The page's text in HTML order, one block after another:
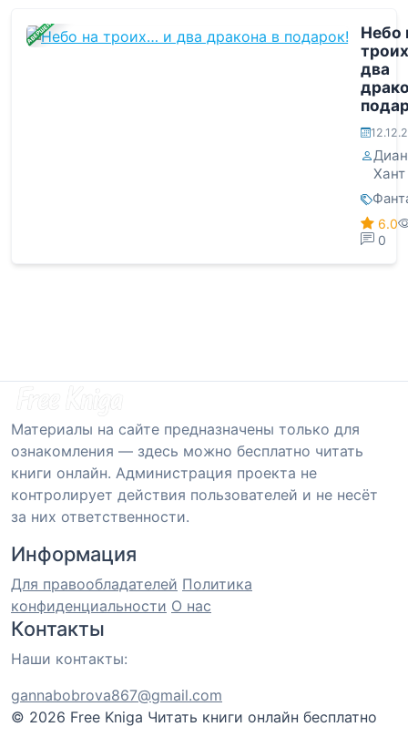
ЗАВЕРШЕНА
Небо
два
Хант
6.0
0
Материалы на сайте предназначены только для
ознакомления — здесь можно бесплатно читать
книги онлайн. Администрация проекта не
контролирует действия пользователей и не несёт
за них ответственности.
Информация
Для правообладателей Политика
конфиденциальности О нас
Контакты
Наши контакты:
gannabobrova867@gmail.com
© 2026 Free Kniga Читать книги онлайн бесплатно